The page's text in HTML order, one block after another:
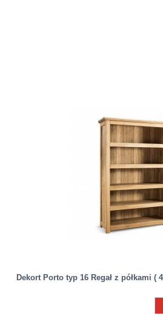
Dekort Porto typ 16 Regał z półkami (